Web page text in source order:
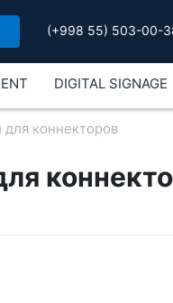
(+998 55) 503-00-
DIGITAL SIGNAGE
для коннекторов